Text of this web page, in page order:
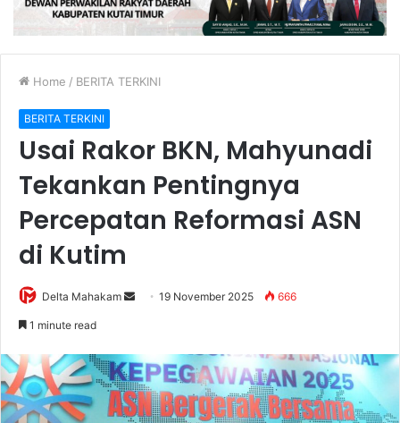
Home / BERITA TERKINI
BERITA TERKINI
Usai Rakor BKN, Mahyunadi
Tekankan Pentingnya
Percepatan Reformasi ASN
di Kutim
Delta Mahakam
d
a
n
19 November 2025 666
1 minute read